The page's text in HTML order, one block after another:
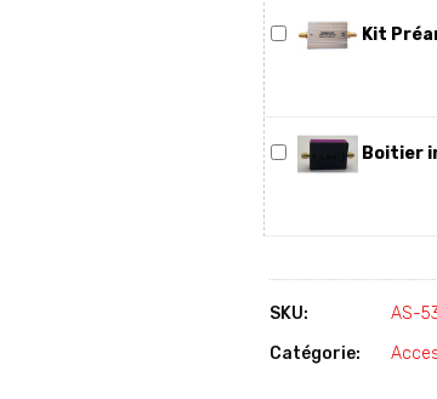
Kit
Boitier
SKU:
AS-
Catégorie: